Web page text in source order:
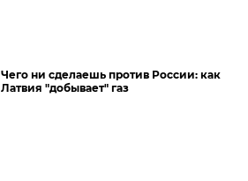
Чего ни сделаешь против России: как
Латвия "добывает" газ